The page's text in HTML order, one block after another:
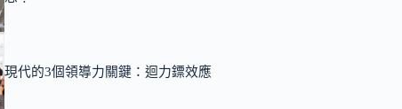
現代的3個領導力關鍵：迴力鏢效應